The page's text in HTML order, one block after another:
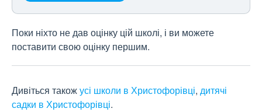
Поки ніхто не дав оцінку цій школі, і ви можете
поставити свою оцінку першим.
Дивіться такожусі школи в Христофорівці, дитячі
садки в Христофорівці.